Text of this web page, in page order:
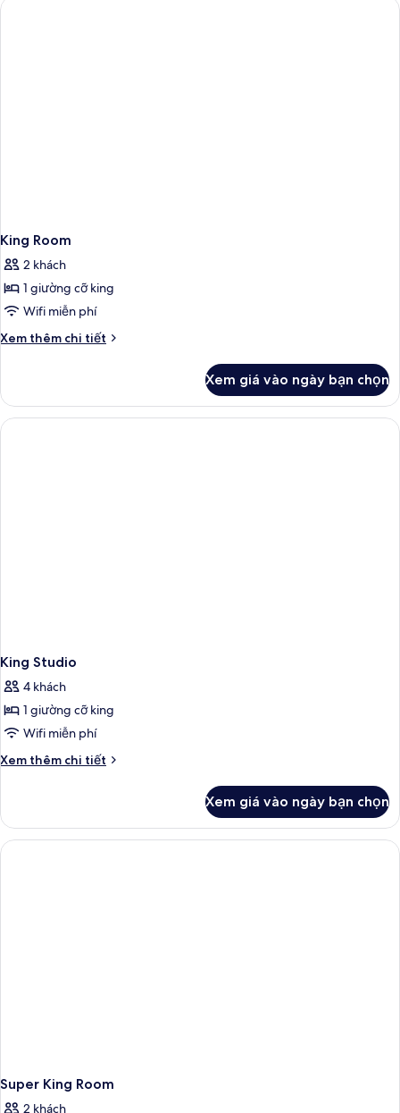
giường
King Room
2 khách
1 giường cỡ king
Wifi miễn phí
Xem thêm chi tiết
Chi
King
Room
Xem giá vào ngày bạn chọn
King Studio
4 khách
1 giường cỡ king
Wifi miễn phí
Xem thêm chi tiết
Chi
King
Studio
Xem giá vào ngày bạn chọn
Super King Room
2 khách